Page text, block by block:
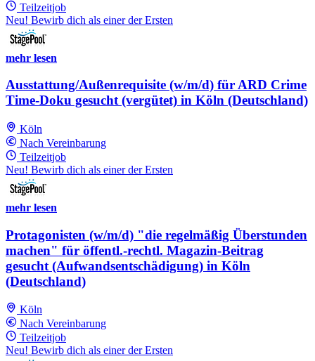
Teilzeitjob
Neu! Bewirb dich als einer der Ersten
mehr lesen
Ausstattung/Außenrequisite (w/m/d) für ARD Crime
Time-Doku gesucht (vergütet) in Köln (Deutschland)
Köln
Nach Vereinbarung
Teilzeitjob
Neu! Bewirb dich als einer der Ersten
mehr lesen
Protagonisten (w/m/d) "die regelmäßig Überstunden
machen" für öffentl.-rechtl. Magazin-Beitrag
gesucht (Aufwandsentschädigung) in Köln
(Deutschland)
Köln
Nach Vereinbarung
Teilzeitjob
Neu! Bewirb dich als einer der Ersten